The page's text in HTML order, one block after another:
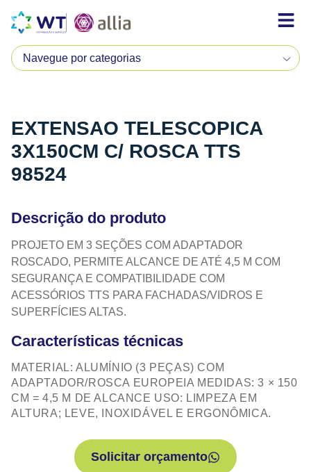
EXTENSAO TELESCOPICA
3X150CM C/ ROSCA TTS
98524
Descrição do produto
PROJETO EM 3 SEÇÕES COM ADAPTADOR
ROSCADO, PERMITE ALCANCE DE ATÉ 4,5 M COM
SEGURANÇA E COMPATIBILIDADE COM
ACESSÓRIOS TTS PARA FACHADAS/VIDROS E
SUPERFÍCIES ALTAS.
Características técnicas
MATERIAL: ALUMÍNIO (3 PEÇAS) COM
ADAPTADOR/ROSCA EUROPEIA MEDIDAS: 3 × 150
CM = 4,5 M DE ALCANCE USO: LIMPEZA EM
ALTURA; LEVE, INOXIDÁVEL E ERGONÔMICA.
Solicitar orçamento